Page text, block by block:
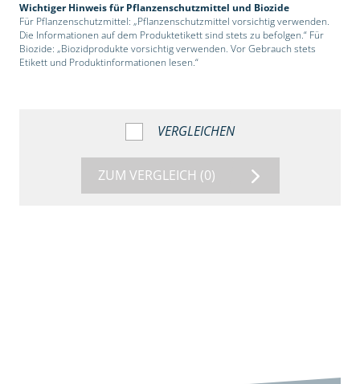
Wichtiger Hinweis für Pflanzenschutzmittel und Biozide
Für Pflanzenschutzmittel: „Pflanzenschutzmittel vorsichtig verwenden.
Die Informationen auf dem Produktetikett sind stets zu befolgen.“ Für
Biozide: „Biozidprodukte vorsichtig verwenden. Vor Gebrauch stets
Etikett und Produktinformationen lesen.“
VERGLEICHEN
ZUM VERGLEICH (0)